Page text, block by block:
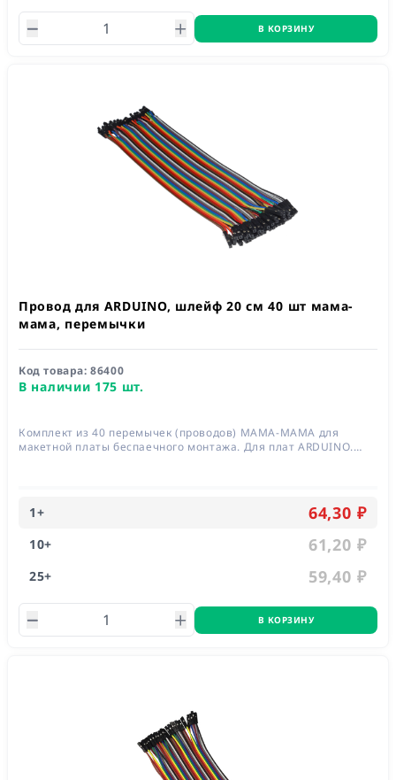
В КОРЗИНУ
Провод для ARDUINO, шлейф 20 см 40 шт мама-
мама, перемычки
Код товара:86400
В наличии 175 шт.
Комплект из 40 перемычек (проводов) МАМА-МАМА для
макетной платы беспаечного монтажа. Для плат ARDUINO.
1+ 64,30 ₽
10+ 61,20 ₽
25+ 59,40 ₽
В КОРЗИНУ